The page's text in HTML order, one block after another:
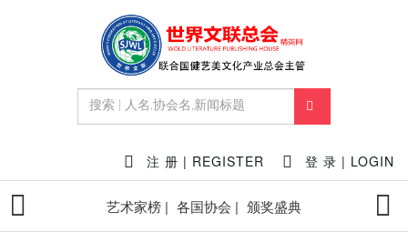
注 册 | REGISTER 登 录 | LOGIN
艺术家榜 | 各国协会 | 颁奖盛典